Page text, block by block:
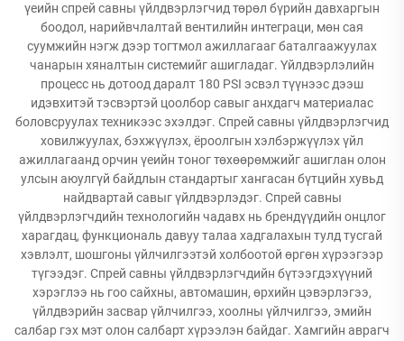
үеийн спрей савны үйлдвэрлэгчид төрөл бүрийн давхаргын
боодол, нарийвчлалтай вентилийн интеграци, мөн сая
суумжийн нэгж дээр тогтмол ажиллагааг баталгаажуулах
чанарын хяналтын системийг ашигладаг. Үйлдвэрлэлийн
процесс нь дотоод даралт 180 PSI эсвэл түүнээс дээш
идэвхитэй тэсвэртэй цоолбор савыг анхдагч материалас
боловсруулах техникээс эхэлдэг. Спрей савны үйлдвэрлэгчид
ховилжуулах, бэхжүүлэх, ёроолгын хэлбэржүүлэх үйл
ажиллагаанд орчин үеийн тоног төхөөрөмжийг ашиглан олон
улсын аюулгүй байдлын стандартыг хангасан бүтцийн хувьд
найдвартай савыг үйлдвэрлэдэг. Спрей савны
үйлдвэрлэгчдийн технологийн чадавх нь брендүүдийн онцлог
харагдац, функциональ давуу талаа хадгалахын тулд тусгай
хэвлэлт, шошгоны үйлчилгээтэй холбоотой өргөн хүрээгээр
түгээдэг. Спрей савны үйлдвэрлэгчдийн бүтээгдэхүүний
хэрэглээ нь гоо сайхны, автомашин, өрхийн цэвэрлэгээ,
үйлдвэрийн засвар үйлчилгээ, хоолны үйлчилгээ, эмийн
салбар гэх мэт олон салбарт хүрээлэн байдаг. Хамгийн аврагч